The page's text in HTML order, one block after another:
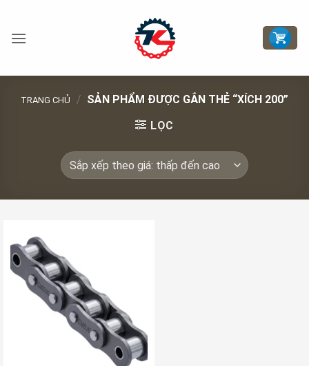
nội
TRANG CHỦ / SẢN PHẨM ĐƯỢC GẮN THẺ “XÍCH 200”
LỌC